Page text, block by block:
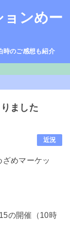
ョンめー
時のご感想も紹介
ました
近況
めマーケッ
の開催（10時